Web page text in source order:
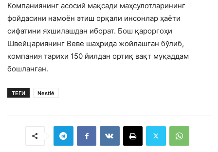
Компаниянинг асосий мақсади маҳсулотларининг
фойдасини намоён этиш орқали инсонлар ҳаёти
сифатини яхшилашдан иборат. Бош қароргоҳи
Швейцариянинг Веве шаҳрида жойлашган бўлиб,
компания тарихи 150 йилдан ортиқ вақт муқаддам
бошланган.
ТЕГИ Nestlé